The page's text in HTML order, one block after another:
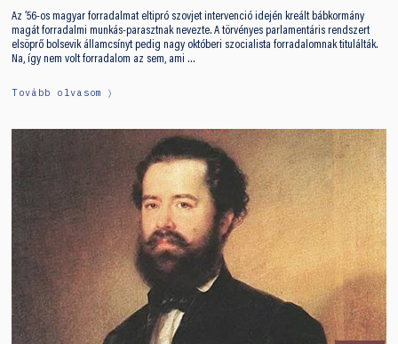
Az ’56-os magyar forradalmat eltipró szovjet intervenció idején kreált bábkormány
magát forradalmi munkás-parasztnak nevezte. A törvényes parlamentáris rendszert
elsöprő bolsevik államcsínyt pedig nagy októberi szocialista forradalomnak titulálták.
Na, így nem volt forradalom az sem, ami …
Tovább olvasom